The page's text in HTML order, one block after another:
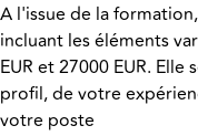
A l'issue de la
incluant les éléments
EUR et 27000 EUR.
profil, de votre
votre poste